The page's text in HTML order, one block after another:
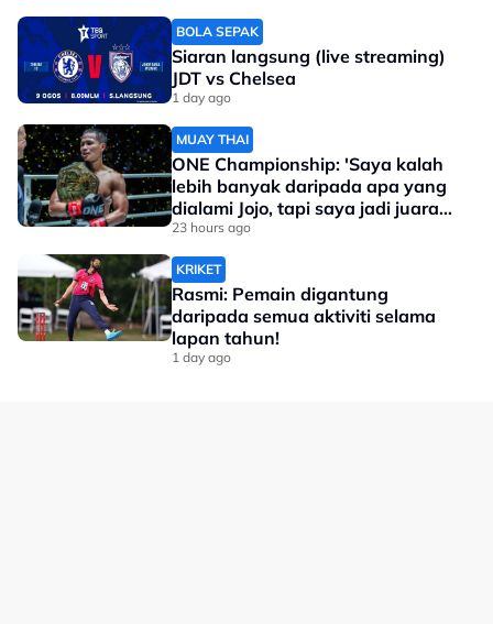
BOLA SEPAK
Siaran langsung (live streaming)
JDT vs Chelsea
1 day ago
MUAY THAI
ONE Championship: 'Saya kalah
lebih banyak daripada apa yang
dialami Jojo, tapi saya jadi juara
dunia'
23 hours ago
KRIKET
Rasmi: Pemain digantung
daripada semua aktiviti selama
lapan tahun!
1 day ago